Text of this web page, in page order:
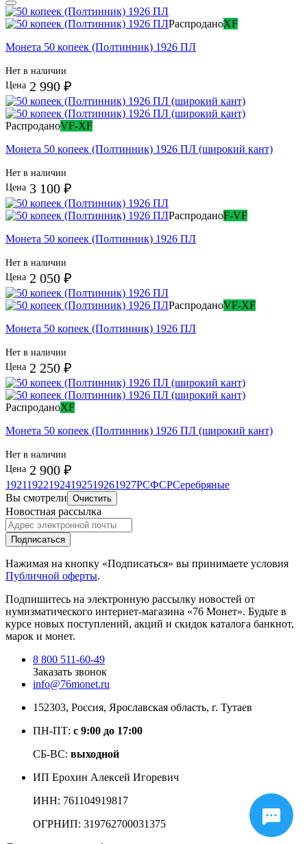
РаспроданоXF
Монета 50 копеек (Полтинник) 1926 ПЛ
Нет в наличии
Цена 2 990 ₽
РаспроданоVF-XF
Монета 50 копеек (Полтинник) 1926 ПЛ (широкий кант)
Нет в наличии
Цена 3 100 ₽
РаспроданоF-VF
Монета 50 копеек (Полтинник) 1926 ПЛ
Нет в наличии
Цена 2 050 ₽
РаспроданоVF-XF
Монета 50 копеек (Полтинник) 1926 ПЛ
Нет в наличии
Цена 2 250 ₽
РаспроданоXF
Монета 50 копеек (Полтинник) 1926 ПЛ (широкий кант)
Нет в наличии
Цена 2 900 ₽
192119221924192519261927РСФСРСеребряные
Вы смотрели Очистить
Новостная рассылка
Подписаться
Нажимая на кнопку «Подписаться» вы принимаете условия
Публичной оферты.
Подпишитесь на электронную рассылку новостей от
нумизматического интернет-магазина «76 Монет». Будьте в
курсе новых поступлений, акций и скидок каталога банкнот,
марок и монет.
8 800 511-60-49
Заказать звонок
info@76monet.ru
152303, Россия, Ярославская область, г. Тутаев
ПН-ПТ: с 9:00 до 17:00
СБ-ВС: выходной
ИП Ерохин Алексей Игоревич
ИНН: 761104919817
ОГРНИП: 319762700031375